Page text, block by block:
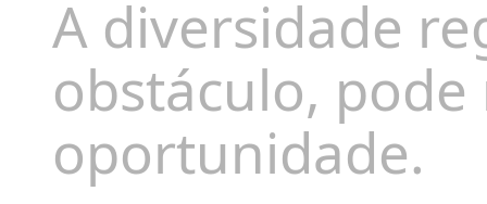
A diversidade
obstáculo,
oportunidade.